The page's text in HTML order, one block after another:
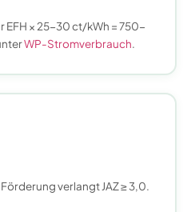
× 25-30 ct/kWh = 750-
WP-Stromverbrauch.
verlangt JAZ ≥ 3,0.